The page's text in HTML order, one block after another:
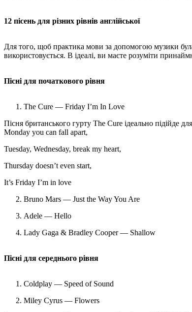
12 пісень для різних рівнів англійської
Для того, щоб практика мови за допомогою музики
використовується. В ідеалі, ви маєте розуміти
Пісні для початкового рівня
The Cure — Friday I’m In Love
Пісня британського гурту The Cure ідеально підійде
Monday you can fall apart,
Tuesday, Wednesday, break my heart,
Thursday doesn’t even start,
It’s Friday I’m in love
Bruno Mars — Just the Way You Are
Adele — Hello
Lady Gaga & Bradley Cooper — Shallow
Пісні для середнього рівня
Coldplay — Speed of Sound
Miley Cyrus — Flowers